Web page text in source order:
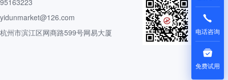
州市滨江区网商路599号网易大厦
电话咨询
免费试用